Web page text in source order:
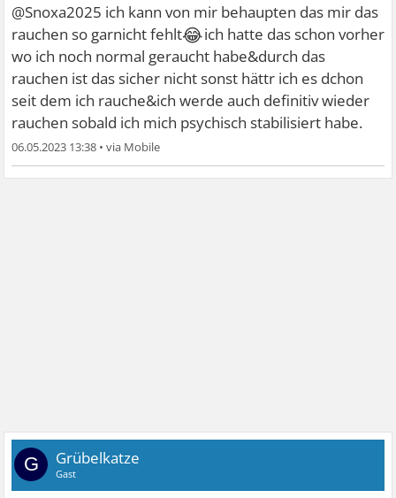
@Snoxa2025 ich kann von mir behaupten das mir das
rauchen so garnicht fehlt😂ich hatte das schon vorher
wo ich noch normal geraucht habe&durch das
rauchen ist das sicher nicht sonst hättr ich es dchon
seit dem ich rauche&ich werde auch definitiv wieder
rauchen sobald ich mich psychisch stabilisiert habe.
06.05.2023 13:38 •
G Grübelkatze
Gast